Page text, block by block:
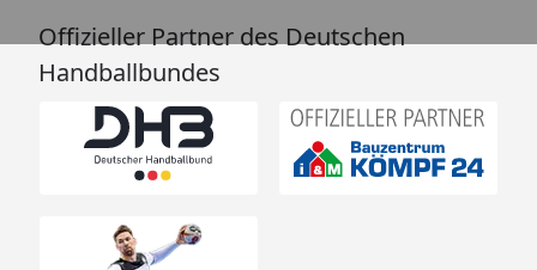
Offizieller Partner des Deutschen
Handballbundes